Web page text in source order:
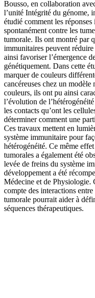
Bousso, en collaboration
l’unité Intégrité du génome,
étudié comment les
spontanément contre les
tumorale. Ils ont montré par
immunitaires peuvent
ainsi favoriser l’émergence
génétiquement. Dans cette
marquer de couleurs
cancéreuses chez un
couleurs, ils ont pu ainsi
l’évolution de
les contacts qu’ont les
déterminer comment une
Ces travaux mettent en
système immunitaire pour
hétérogénéité. Ce même
tumorales a également été
levée de freins du système
développement a été
Médecine et de Physiologie.
compte des interactions
tumorale pourrait aider à
séquences thérapeutiques.